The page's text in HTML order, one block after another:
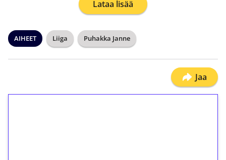
Lataa lisää
AIHEET Liiga Puhakka Janne
Jaa